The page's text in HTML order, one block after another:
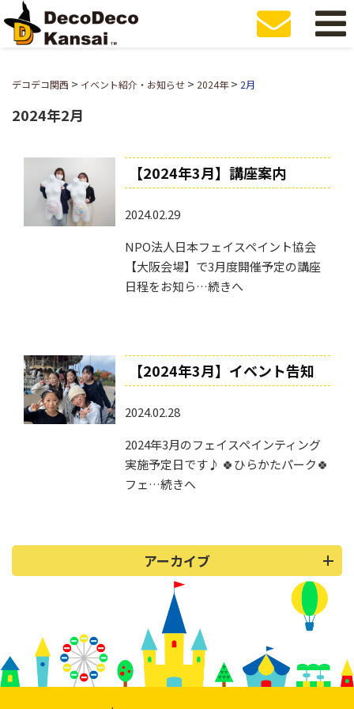
デコデコ関西 > イベント紹介・お知らせ > 2024年> 2月
2024年2月
【2024年3月】講座案内
2024.02.29
NPO法人日本フェイスペイント協会
【大阪会場】で3月度開催予定の講座
日程をお知ら…続きへ
【2024年3月】イベント告知
2024.02.28
2024年3月のフェイスペインティング
実施予定日です♪ 🍀ひらかたパーク🍀
フェ…続きへ
アーカイブ